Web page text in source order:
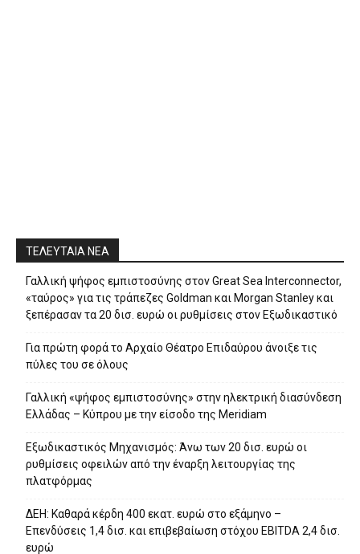
ΤΕΛΕΥΤΑΙΑ ΝΕΑ
Γαλλική ψήφος εμπιστοσύνης στον Great Sea Interconnector,
«ταύρος» για τις τράπεζες Goldman και Morgan Stanley και
ξεπέρασαν τα 20 δισ. ευρώ οι ρυθμίσεις στον Εξωδικαστικό
Για πρώτη φορά το Αρχαίο Θέατρο Επιδαύρου άνοιξε τις
πύλες του σε όλους
Γαλλική «ψήφος εμπιστοσύνης» στην ηλεκτρική διασύνδεση
Ελλάδας – Κύπρου με την είσοδο της Meridiam
Eξωδικαστικός Μηχανισμός: Άνω των 20 δισ. ευρώ οι
ρυθμίσεις οφειλών από την έναρξη λειτουργίας της
πλατφόρμας
ΔΕΗ: Καθαρά κέρδη 400 εκατ. ευρώ στο εξάμηνο –
Επενδύσεις 1,4 δισ. και επιβεβαίωση στόχου EBITDA 2,4 δισ.
ευρώ